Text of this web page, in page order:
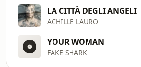
LA CITTÀ DEGLI ANGELI
ACHILLE LAURO
YOUR WOMAN
FAKE SHARK